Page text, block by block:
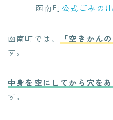
函南町公式ごみの
函南町では、 「空きかん
す。
中身を空にしてから穴を
す。